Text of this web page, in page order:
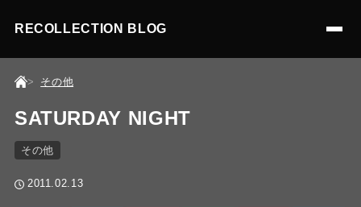
RECOLLECTION BLOG
その他
SATURDAY NIGHT
その他
2011.02.13